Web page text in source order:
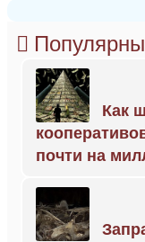
Как
почти на